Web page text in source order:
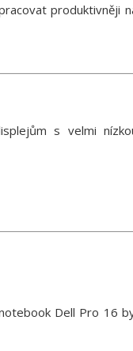
produktivněji
s velmi
Dell Pro 16